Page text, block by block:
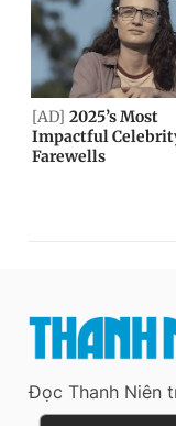
Đọc Thanh Niên